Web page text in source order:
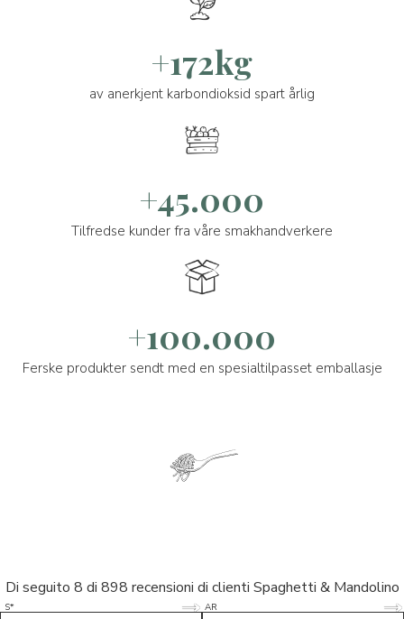
+172kg
av anerkjent karbondioksid spart årlig
+45.000
Tilfredse kunder fra våre smakhandverkere
+100.000
Ferske produkter sendt med en spesialtilpasset emballasje
Di seguito 8 di 898 recensioni di clienti Spaghetti & Mandolino
S* 5/5 AR 5/5